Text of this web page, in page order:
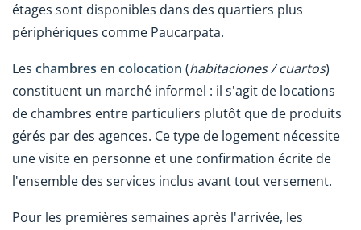
étages sont disponibles dans des quartiers plus
périphériques comme Paucarpata.
Les chambres en colocation (habitaciones / cuartos)
constituent un marché informel : il s'agit de locations
de chambres entre particuliers plutôt que de produits
gérés par des agences. Ce type de logement nécessite
une visite en personne et une confirmation écrite de
l'ensemble des services inclus avant tout versement.
Pour les premières semaines après l'arrivée, les